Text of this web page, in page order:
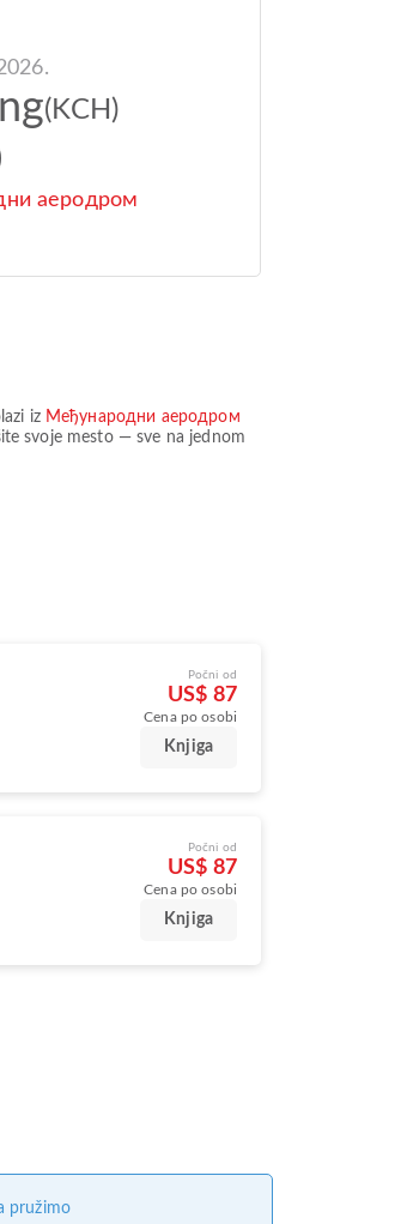
(KCH)
аеродром
iz Међународни аеродром
svoje mesto — sve na jednom
Počni od
US$ 87
Cena po osobi
Knjiga
Počni od
US$ 87
Cena po osobi
Knjiga
pružimo